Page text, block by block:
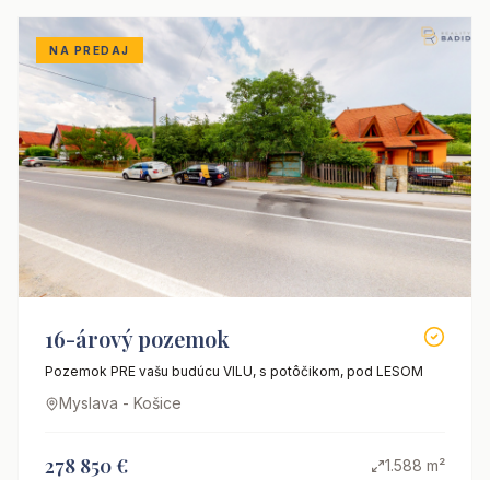
NA PREDAJ
16-árový pozemok
Pozemok PRE vašu budúcu VILU, s potôčikom, pod LESOM
Myslava - Košice
278 850 € 1.588 m²